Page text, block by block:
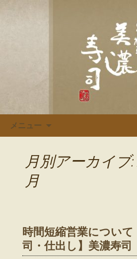
多治見、土岐の寿
濃寿司」のブログ
多治見、土岐の寿司・
メニュー
月別アーカイブ:
月
時間短縮営業について
司・仕出し】美濃寿司